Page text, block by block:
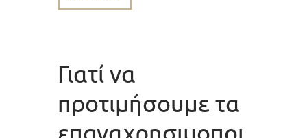
Γιατί να
προτιμήσουμε τα
επαναχρησιμοποι